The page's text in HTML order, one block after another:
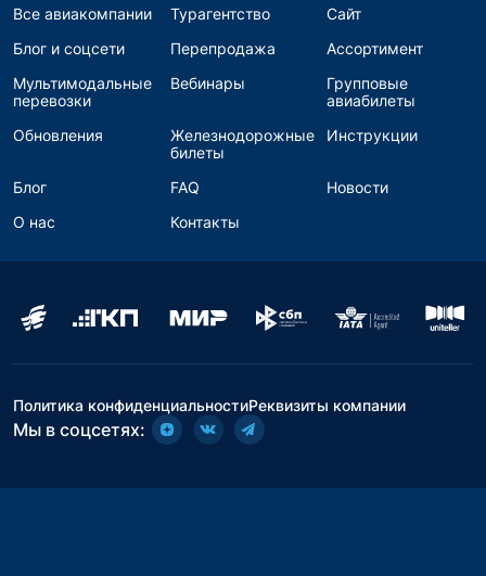
Все авиакомпании
Турагентство
Сайт
Блог и соцсети
Перепродажа
Ассортимент
Мультимодальные
перевозки
Вебинары
Групповые
авиабилеты
Обновления
Железнодорожные
билеты
Инструкции
Блог FAQ
Новости
О нас
Контакты
Политика конфиденциальностиРеквизиты компании
Мы в соцсетях: